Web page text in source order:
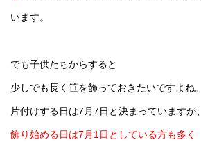
います。
でも子供たちからすると
少しでも長く笹を飾っておきたいですよね。
片付けする日は7月7日と決まっていますが、
飾り始める日は7月1日としている方も多く